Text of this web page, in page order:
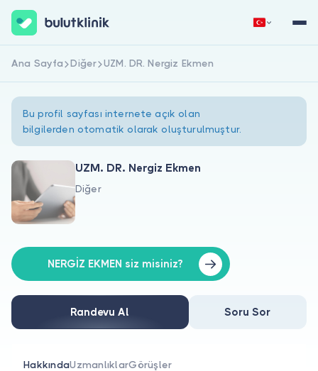
Hakkımızda
Doktorlar için
Doktor musunuz?
Hemen Kaydol Giriş Yap
Ana Sayfa Diğer UZM. DR. Nergiz Ekmen
Bu profil sayfası internete açık olan
bilgilerden otomatik olarak oluşturulmuştur.
UZM. DR. Nergiz Ekmen
Diğer
NERGİZ EKMEN siz misiniz?
Randevu Al Soru Sor
HakkındaUzmanlıklarGörüşler